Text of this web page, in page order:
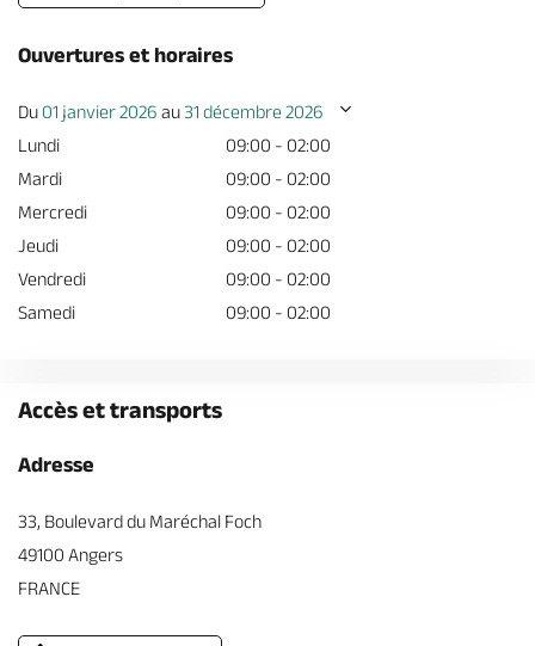
Ouvertures et horaires
Du 01 janvier 2026 au31 décembre 2026
Lundi
09:00 - 02:00
Mardi
09:00 - 02:00
Mercredi
09:00 - 02:00
Jeudi
09:00 - 02:00
Vendredi
09:00 - 02:00
Samedi
09:00 - 02:00
Accès et transports
Adresse
33, Boulevard du Maréchal Foch
49100 Angers
FRANCE